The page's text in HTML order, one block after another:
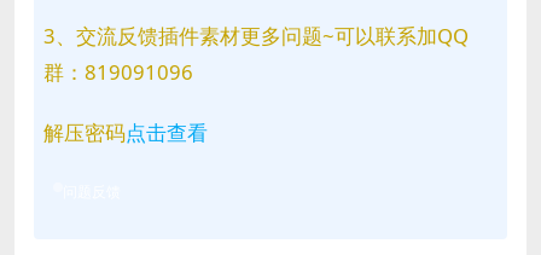
3、交流反馈插件素材更多问题~可以联系加QQ
群：819091096
解压密码点击查看